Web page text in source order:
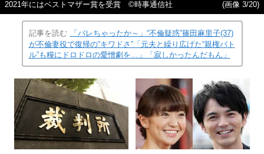
2021年にはベストマザー賞を受賞 ©時事通信社 (画像 3/20)
記事を読む
「バレちゃったか～」“不倫疑惑”篠田麻里子(37)
が不倫妻役で復帰の“キワドさ”「元夫と繰り広げた“親権バト
ル”も糧にドロドロの愛憎劇を…」「寂しかったんだもん」